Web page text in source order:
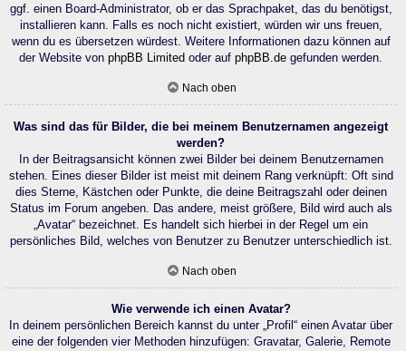
ggf. einen Board-Administrator, ob er das Sprachpaket, das du benötigst,
installieren kann. Falls es noch nicht existiert, würden wir uns freuen,
wenn du es übersetzen würdest. Weitere Informationen dazu können auf
der Website von phpBB Limited oder auf phpBB.de gefunden werden.
Nach oben
Was sind das für Bilder, die bei meinem Benutzernamen angezeigt
werden?
In der Beitragsansicht können zwei Bilder bei deinem Benutzernamen
stehen. Eines dieser Bilder ist meist mit deinem Rang verknüpft: Oft sind
dies Sterne, Kästchen oder Punkte, die deine Beitragszahl oder deinen
Status im Forum angeben. Das andere, meist größere, Bild wird auch als
„Avatar“ bezeichnet. Es handelt sich hierbei in der Regel um ein
persönliches Bild, welches von Benutzer zu Benutzer unterschiedlich ist.
Nach oben
Wie verwende ich einen Avatar?
In deinem persönlichen Bereich kannst du unter „Profil“ einen Avatar über
eine der folgenden vier Methoden hinzufügen: Gravatar, Galerie, Remote